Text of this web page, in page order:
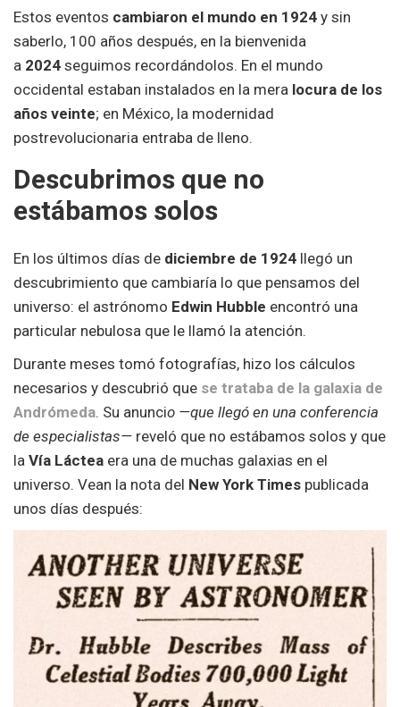
Estos eventos cambiaron el mundo en 1924 y sin
saberlo, 100 años después, en la bienvenida
a 2024 seguimos recordándolos. En el mundo
occidental estaban instalados en la mera locura de los
años veinte; en México, la modernidad
postrevolucionaria entraba de lleno.
Descubrimos que no
estábamos solos
En los últimos días de diciembre de 1924 llegó un
descubrimiento que cambiaría lo que pensamos del
universo: el astrónomo Edwin Hubble encontró una
particular nebulosa que le llamó la atención.
Durante meses tomó fotografías, hizo los cálculos
necesarios y descubrió que se trataba de la galaxia de
Andrómeda. Su anuncio —que llegó en una conferencia
de especialistas— reveló que no estábamos solos y que
la Vía Láctea era una de muchas galaxias en el
universo. Vean la nota del New York Times publicada
unos días después: